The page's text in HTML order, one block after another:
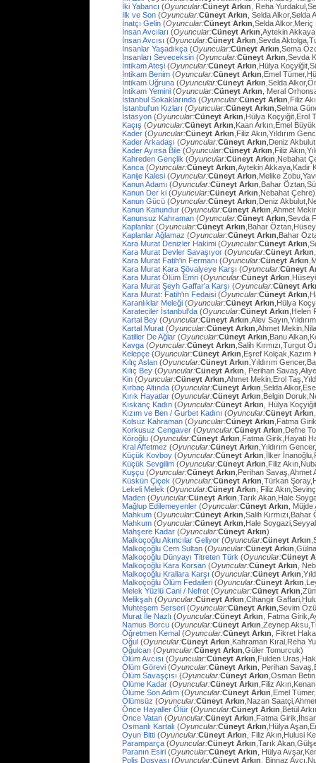
İki Yabancı (Oyuncular:Cüneyt Arkın , Reha
İlk ve Son (Oyuncular:Cüneyt Arkın , Selda Alkor,Selda
İnatçı Gelin (Oyuncular:Cüneyt Arkın ,Selda
İnsan Avcıları (Oyuncular:Cüneyt Arkın ,Aytekin
İnsan Avcısı (Oyuncular:Cüneyt Arkın ,Sevda
İnsanlar Yaşadıkça (Oyuncular:Cüneyt Arkın ,Sema
İnsanları Seveceksin (Oyuncular:Cüneyt Arkın ,Sevda
İntikam Ateşi (Oyuncular:Cüneyt Arkın ,Hülya
İntikam Benim (Oyuncular:Cüneyt Arkın ,Emel
İntikam Uğruna (Oyuncular:Cüneyt Arkın ,Selda
İntikam Yemini (Oyuncular:Cüneyt Arkın , Meral
İstanbul Sokaklarında (Oyuncular:Cüneyt Arkın ,Filiz
İstanbul'un Kızları (Oyuncular:Cüneyt Arkın ,Selma
İstasyon (Oyuncular:Cüneyt Arkın ,Hülya Koçyiğit,Erol
Kaçış (Oyuncular:Cüneyt Arkın ,Kaan Arkın,Emel
Kader (Oyuncular:Cüneyt Arkın ,Filiz Akın,Yıldırım
Kader Arkadaşı (Oyuncular:Cüneyt Arkın ,Deniz
Kader Ayırsa Bile (Oyuncular:Cüneyt Arkın ,Filiz
Kahreden Gençlik (Oyuncular:Cüneyt Arkın ,Nebahat
Kanca (Oyuncular:Cüneyt Arkın ,Aytekin Akkaya,Kadir
Kanije Kalesi (Oyuncular:Cüneyt Arkın ,Melike
Kanun Adamı (Oyuncular:Cüneyt Arkın ,Bahar
Kanun Der ki (Oyuncular:Cüneyt Arkın ,Nebahat Çehre)
Kanun Gücü (Oyuncular:Cüneyt Arkın ,Deniz
Kanun Kanundur (Oyuncular:Cüneyt Arkın ,Ahmet
Kanunsuz Kahraman (Oyuncular:Cüneyt Arkın ,Sevda
Kaplanlar (Oyuncular:Cüneyt Arkın ,Bahar
Kaplanlar Ağlamaz (Oyuncular:Cüneyt Arkın ,Bahar
Kara Murat Denizler Hakimi (Oyuncular:Cüneyt Arkın
Kara Murat Devler Savaşıyor (Oyuncular:Cüneyt Arkın
Kara Murat Fatih'in Fermanı (Oyuncular:Cüneyt Arkın
Kara Murat Kara Şövalyeye Karşı (Oyuncular:Cüneyt
Kara Murat Ölüm Emri (Oyuncular:Cüneyt Arkın
Kara Murat Şeyh Gaffar'a Karşı (Oyuncular:Cüneyt
Kara Murat: Fatih'ın Fedaisi (Oyuncular:Cüneyt Arkın
Karanlıklar Meleği (Oyuncular:Cüneyt Arkın ,Hülya
Karateciler İstanbul'da (Oyuncular:Cüneyt Arkın ,Helen
Kartal Bey (Oyuncular:Cüneyt Arkın ,Alev
Kartal Murat (Oyuncular:Cüneyt Arkın ,Ahmet
Katiller De Ağlar (Oyuncular:Cüneyt Arkın ,Banu
Kavga (Oyuncular:Cüneyt Arkın ,Salih Kırmızı,Turgut
Kelepçe (Oyuncular:Cüneyt Arkın ,Eşref
Kılıç Aslan (Oyuncular:Cüneyt Arkın ,Yıldırım
Kılıç Bey (Oyuncular:Cüneyt Arkın , Perihan
Kin (Oyuncular:Cüneyt Arkın ,Ahmet Mekin,Erol
Kırbaç Altında (Oyuncular:Cüneyt Arkın ,Selda
Kırık Hayatlar (Oyuncular:Cüneyt Arkın ,Belgin
Kıskanç Kadın (Oyuncular:Cüneyt Arkın , Hülya
Kızım ve Ben / Gurbet Kadını (Oyuncular:Cüneyt Arkın
Kolsuz Kahraman (Oyuncular:Cüneyt Arkın ,Fatma
Korkusuz Cengaver (Oyuncular:Cüneyt Arkın ,Defne
Köroğlu (Oyuncular:Cüneyt Arkın ,Fatma Girik,Hayati
Kral Affetmez (Oyuncular:Cüneyt Arkın ,Yıldırım
Küçük Kovboy (Oyuncular:Cüneyt Arkın ,İlker
Küçük Sevgilim (Oyuncular:Cüneyt Arkın ,Filiz
Kuşçu (Oyuncular:Cüneyt Arkın ,Perihan
Küskün Çiçek (Oyuncular:Cüneyt Arkın ,Türkan
Lekeli Melek (Oyuncular:Cüneyt Arkın , Filiz
Maden (Oyuncular:Cüneyt Arkın ,Tarık Akan,Hale
Mağlup Edilemeyenler (Oyuncular:Cüneyt Arkın ,
Mahkum (Oyuncular:Cüneyt Arkın ,Salih
Mahkum (Oyuncular:Cüneyt Arkın ,Hale
Mahşere Kadar (Oyuncular:Cüneyt Arkın)
Malkoçoğlu Akıncılar Geliyor (Oyuncular:Cüneyt Arkın
Malkoçoğlu Cem Sultan (Oyuncular:Cüneyt Arkın
Malkoçoğlu Dünyayı Titreten Türk (Oyuncular:Cüneyt
Malkoçoğlu Kara Korsan (Oyuncular:Cüneyt Arkın ,
Malkoçoğlu Krallara Karşı (Oyuncular:Cüneyt Arkın
Malkoçoğlu Ölüm Fedaileri (Oyuncular:Cüneyt Arkın
Melek Yüzlü Cani / Nefret (Oyuncular:Cüneyt Arkın
Melikşah (Oyuncular:Cüneyt Arkın ,Cihangir
Muhteşem Serseri (Oyuncular:Cüneyt Arkın ,Sevim
Murat İle Nazlı (Oyuncular:Cüneyt Arkın , Fatma
Namus Borcu (Oyuncular:Cüneyt Arkın ,Zeynep
Öğretmen Kemal (Oyuncular:Cüneyt Arkın , Fikret
Oğul (Oyuncular:Cüneyt Arkın ,Kahraman Kıral,Reha
Oğulcan (Oyuncular:Cüneyt Arkın ,Güler Tomurcuk)
Ölüm Avcısı (Oyuncular:Cüneyt Arkın ,Fulden
Ölüm Görevi (Oyuncular:Cüneyt Arkın , Perihan
Ölüm Savaşçısı (Oyuncular:Cüneyt Arkın ,Osman
Ölüme Kadar (Oyuncular:Cüneyt Arkın ,Filiz
Ölüme Son Adım (Oyuncular:Cüneyt Arkın ,Emel
Ölümsüz (Oyuncular:Cüneyt Arkın ,Nazan
Önce Hayaller Ölür (Oyuncular:Cüneyt Arkın ,Betül
Önce Vatan (Oyuncular:Cüneyt Arkın ,Fatma
Osmanlı Kartalı (Oyuncular:Cüneyt Arkın ,Hülya
Oyun Bitti (Oyuncular:Cüneyt Arkın , Filiz Akın,Hulusi
Paramparça (Oyuncular:Cüneyt Arkın ,Tarık
Paranın Esiri (Oyuncular:Cüneyt Arkın , Hülya
Polis Dosyası (Oyuncular:Cüneyt Arkın , Binnaz